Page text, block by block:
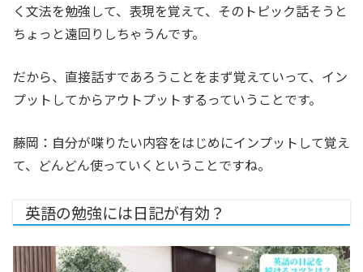
く文法を勉強して、表現を覚えて、そのトピック話そうと
ちょっと遠回りしちゃうんです。
だから、直接話すであろうことをまず覚えていって、イン
プットしてからアウトプットするっていうことです。
藤岡：自分が喋りたい内容をはじめにインプットして覚え
て、どんどん使っていくということですね。
英語の勉強には日記が有効？